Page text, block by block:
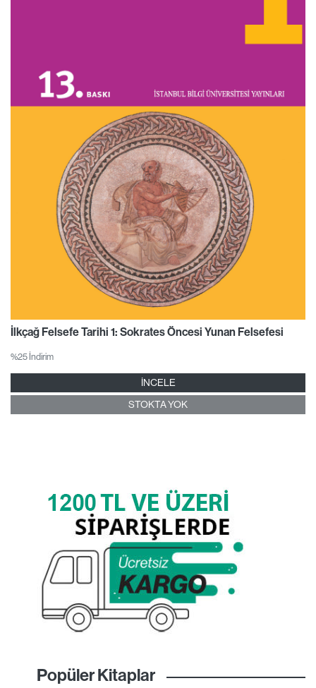
İlkçağ Felsefe Tarihi 1: Sokrates Öncesi Yunan Felsefesi
%25 İndirim
İNCELE
STOKTA YOK
Popüler Kitaplar